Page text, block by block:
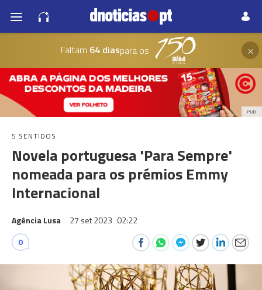
Faltam 64 diaspara os ×
PUB
5 SENTIDOS
Novela portuguesa 'Para Sempre'
nomeada para os prémios Emmy
Internacional
Agência Lusa 27 set 2023 02:22
0